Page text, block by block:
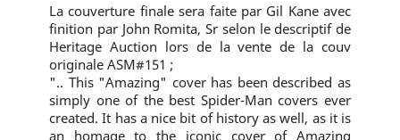
La couverture finale sera faite par Gil Kane avec
finition par John Romita, Sr selon le descriptif de
Heritage Auction lors de la vente de la couv
originale ASM#151 ;
".. This "Amazing" cover has been described as
simply one of the best Spider-Man covers ever
created. It has a nice bit of history as well, as it is
an homage to the iconic cover of Amazing